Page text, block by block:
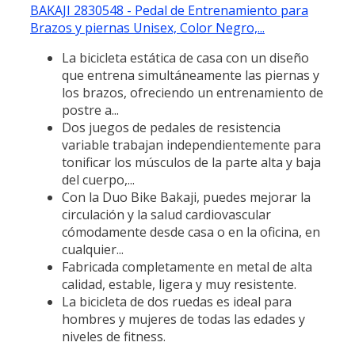
BAKAJI 2830548 - Pedal de Entrenamiento para
Brazos y piernas Unisex, Color Negro,...
La bicicleta estática de casa con un diseño
que entrena simultáneamente las piernas y
los brazos, ofreciendo un entrenamiento de
postre a...
Dos juegos de pedales de resistencia
variable trabajan independientemente para
tonificar los músculos de la parte alta y baja
del cuerpo,...
Con la Duo Bike Bakaji, puedes mejorar la
circulación y la salud cardiovascular
cómodamente desde casa o en la oficina, en
cualquier...
Fabricada completamente en metal de alta
calidad, estable, ligera y muy resistente.
La bicicleta de dos ruedas es ideal para
hombres y mujeres de todas las edades y
niveles de fitness.